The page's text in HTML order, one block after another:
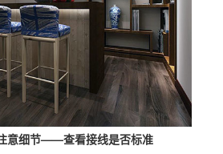
意细节——查看接线是否标准